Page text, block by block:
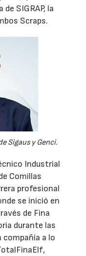
SIGRAP, la
Scraps.
Sigaus y Genci.
Industrial
Comillas
profesional
se inició en
de Fina
durante las
compañía a lo